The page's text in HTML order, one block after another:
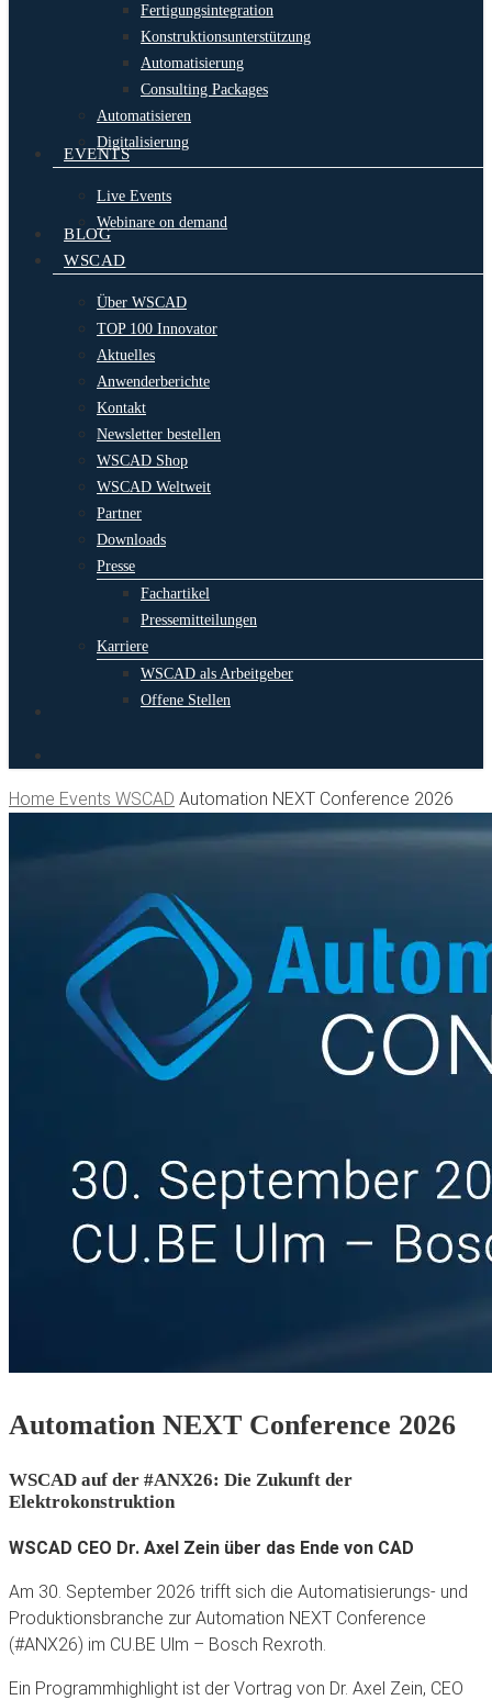
Fertigungsintegration
Konstruktionsunterstützung
Automatisierung
Consulting Packages
Automatisieren
Digitalisierung
EVENTS
Live Events
Webinare on demand
BLOG
WSCAD
Über WSCAD
TOP 100 Innovator
Aktuelles
Anwenderberichte
Kontakt
Newsletter bestellen
WSCAD Shop
WSCAD Weltweit
Partner
Downloads
Presse
Fachartikel
Pressemitteilungen
Karriere
WSCAD als Arbeitgeber
Offene Stellen
Home Events WSCAD Automation NEXT Conference 2026
Automation NEXT Conference 2026
WSCAD auf der #ANX26: Die Zukunft der
Elektrokonstruktion
WSCAD CEO Dr. Axel Zein über das Ende von CAD
Am 30. September 2026 trifft sich die Automatisierungs- und
Produktionsbranche zur Automation NEXT Conference
(#ANX26) im CU.BE Ulm – Bosch Rexroth.
Ein Programmhighlight ist der Vortrag von Dr. Axel Zein, CEO